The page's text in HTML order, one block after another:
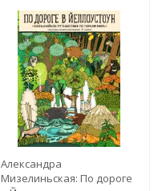
Александра
Мизелиньская: По дороге